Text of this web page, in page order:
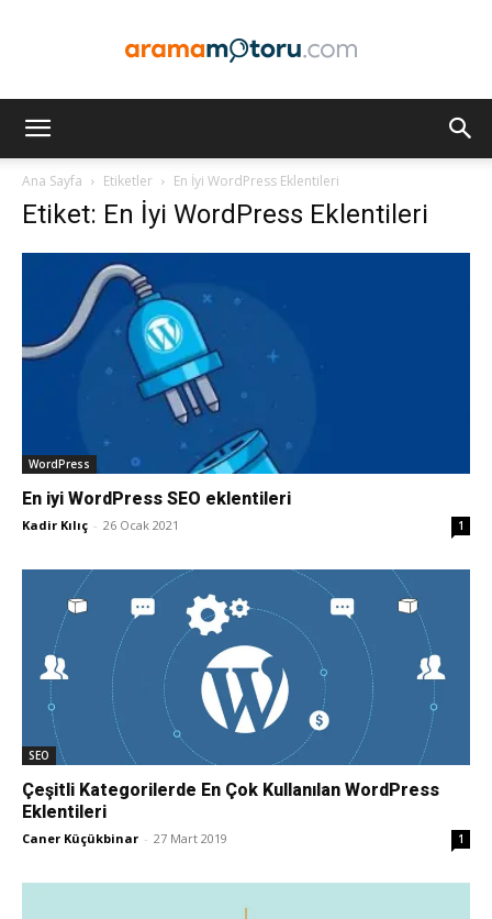
ve
SEO,
Ana Sayfa Etiketler En İyi WordPress Eklentileri
Etiket: En İyi WordPress Eklentileri
WordPress
En iyi WordPress SEO eklentileri
Kadir Kılıç - 26 Ocak 2021 1
SEO
Çeşitli Kategorilerde En Çok Kullanılan WordPress
Eklentileri
Caner Küçükbinar - 27 Mart 2019 1